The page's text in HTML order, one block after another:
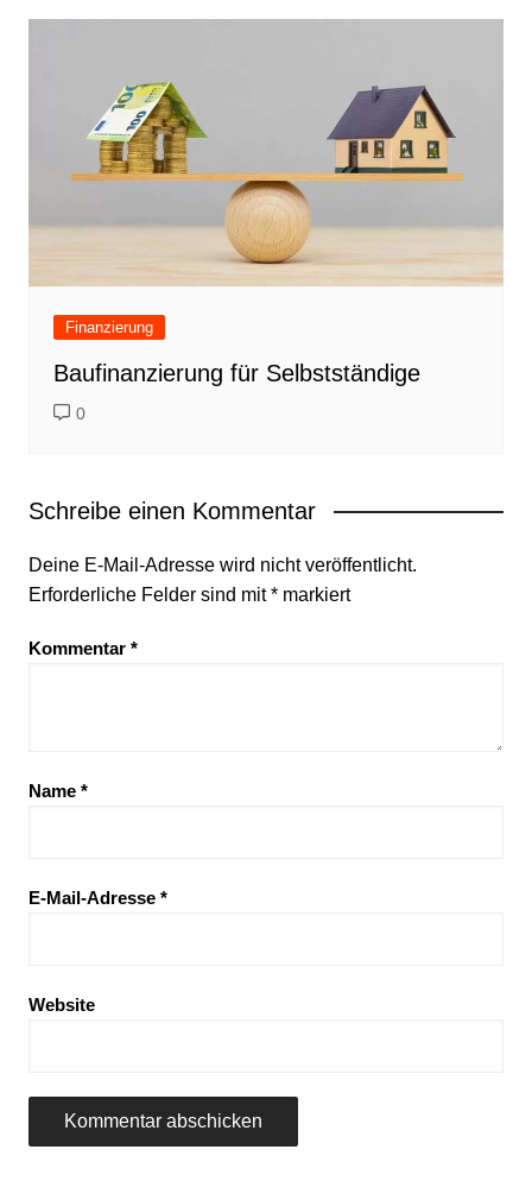
Finanzierung
Baufinanzierung für Selbstständige
0
Schreibe einen Kommentar
Deine E-Mail-Adresse wird nicht veröffentlicht.
Erforderliche Felder sind mit*markiert
Kommentar *
Name *
E-Mail-Adresse *
Website